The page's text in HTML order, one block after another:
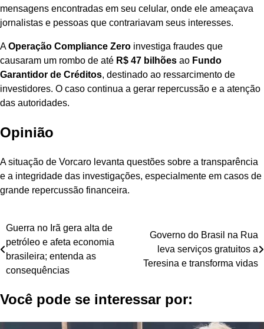
mensagens encontradas em seu celular, onde ele ameaçava
jornalistas e pessoas que contrariavam seus interesses.
AOperação Compliance Zero investiga fraudes que
causaram um rombo de até R$ 47 bilhões ao Fundo
Garantidor de Créditos, destinado ao ressarcimento de
investidores. O caso continua a gerar repercussão e a atenção
das autoridades.
Opinião
A situação de Vorcaro levanta questões sobre a transparência
e a integridade das investigações, especialmente em casos de
grande repercussão financeira.
Navegação
de
Post
Guerra no Irã gera alta de
petróleo e afeta economia
brasileira; entenda as
consequências
Governo do Brasil na Rua
leva serviços gratuitos a
Teresina e transforma vidas
Você pode se interessar por: